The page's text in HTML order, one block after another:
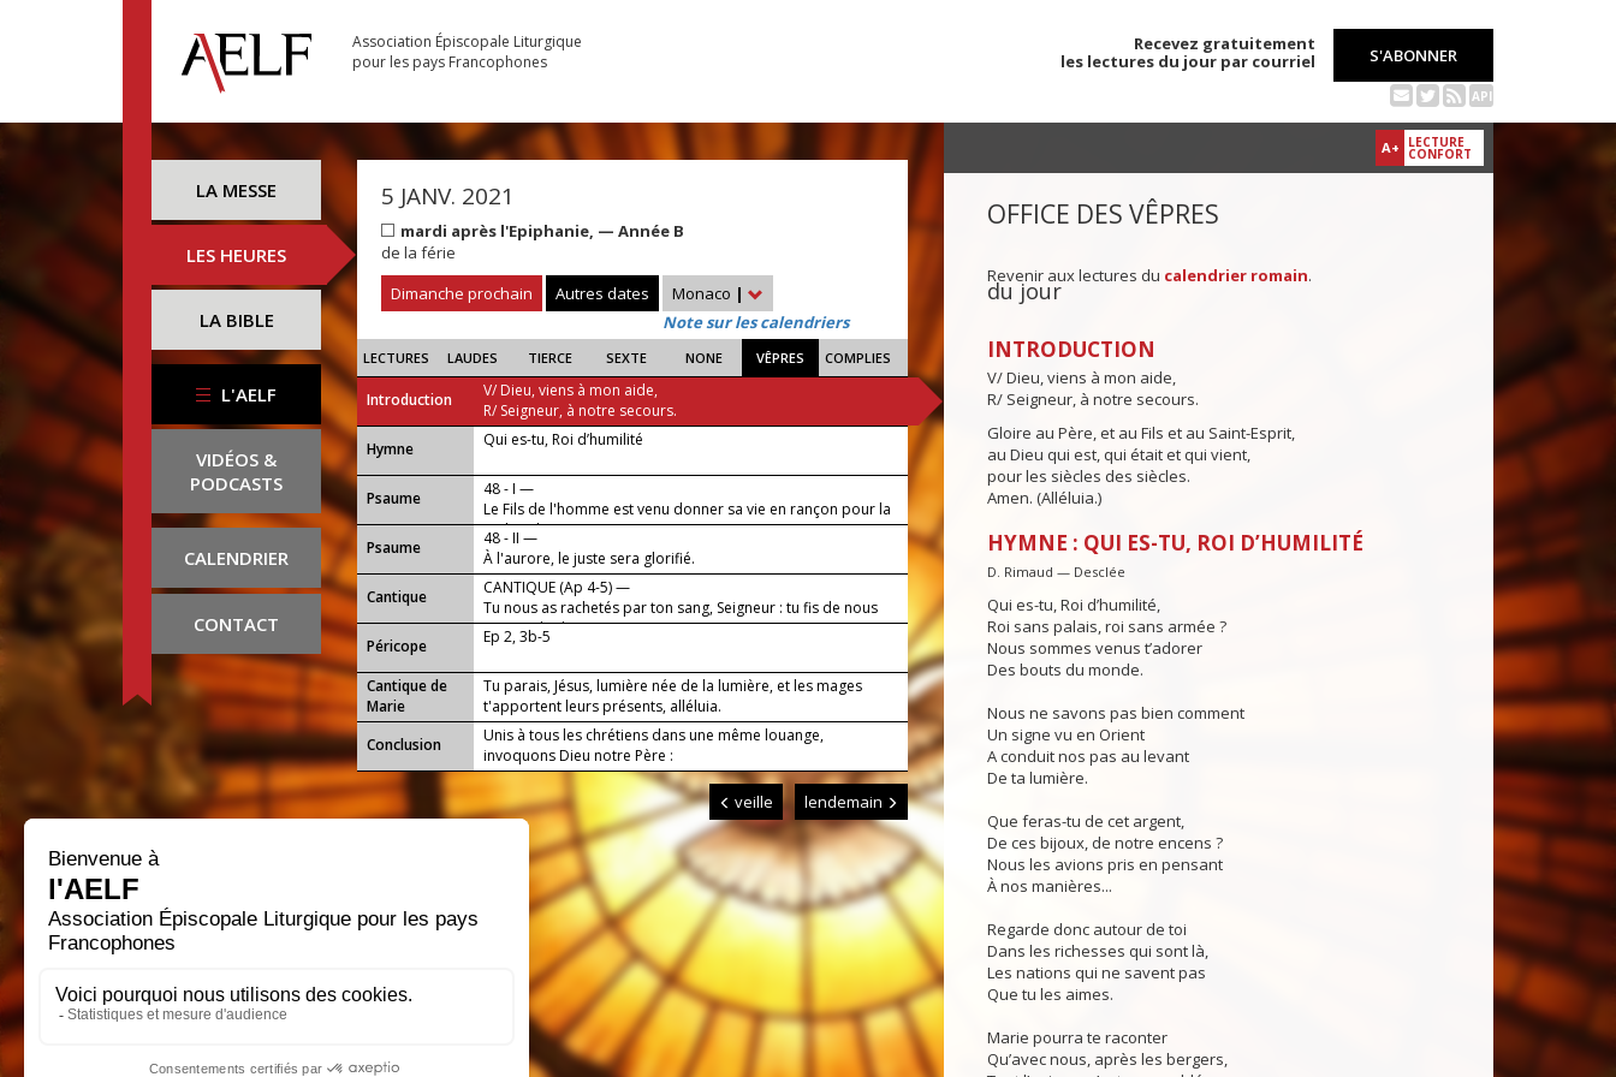
Association Épiscopale Liturgique
pour les pays Francophones
Recevez gratuitement
les lectures du jour par courriel
S'ABONNER
API
LA MESSE
LES HEURES
LA BIBLE
L'AELF
VIDÉOS &
PODCASTS
CALENDRIER
CONTACT
5 JANV. 2021
mardi après l'Epiphanie, — Année B
de la férie
Dimanche prochain
Autres dates Monaco |
Note sur les calendriers
LECTURES LAUDES TIERCE SEXTE NONE VÊPRES COMPLIES
Introduction
V/ Dieu, viens à mon aide,
R/ Seigneur, à notre secours.
...
Hymne Qui es-tu, Roi d’humilité
Psaume
48 - I —
Le Fils de l'homme est venu donner sa vie en rançon pour la
multitude.
Psaume
48 - II —
À l'aurore, le juste sera glorifié.
Cantique
CANTIQUE (Ap 4-5) —
Tu nous as rachetés par ton sang, Seigneur : tu fis de nous
un peuple de rois.
Péricope
Ep 2, 3b-5
Cantique de
Marie
Tu parais, Jésus, lumière née de la lumière, et les mages
t'apportent leurs présents, alléluia.
Conclusion
Unis à tous les chrétiens dans une même louange,
invoquons Dieu notre Père :
veille lendemain
A+ LECTURE
CONFORT
OFFICE DES VÊPRES
Revenir aux lectures du calendrier romain.
du jour
INTRODUCTION
V/ Dieu, viens à mon aide,
R/ Seigneur, à notre secours.
Gloire au Père, et au Fils et au Saint-Esprit,
au Dieu qui est, qui était et qui vient,
pour les siècles des siècles.
Amen. (Alléluia.)
HYMNE : QUI ES-TU, ROI D’HUMILITÉ
D. Rimaud — Desclée
Qui es-tu, Roi d’humilité,
Roi sans palais, roi sans armée ?
Nous sommes venus t’adorer
Des bouts du monde.
Nous ne savons pas bien comment
Un signe vu en Orient
A conduit nos pas au levant
De ta lumière.
Que feras-tu de cet argent,
De ces bijoux, de notre encens ?
Nous les avions pris en pensant
À nos manières...
Regarde donc autour de toi
Dans les richesses qui sont là,
Les nations qui ne savent pas
Que tu les aimes.
Marie pourra te raconter
Qu’avec nous, après les bergers,